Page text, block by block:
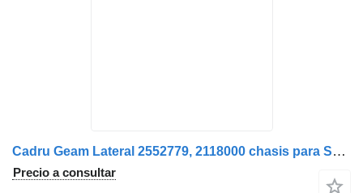
Cadru Geam Lateral 2552779, 2118000 chasis para Scania 2552779 2118000 camión
Precio a consultar